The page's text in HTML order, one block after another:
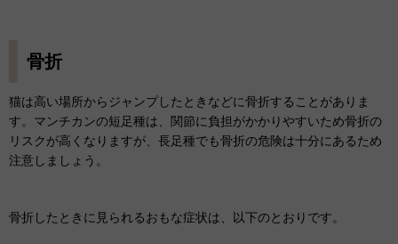
骨折
猫は高い場所からジャンプしたときなどに骨折することがありま
す。マンチカンの短足種は、関節に負担がかかりやすいため骨折の
リスクが高くなりますが、長足種でも骨折の危険は十分にあるため
注意しましょう。
骨折したときに見られるおもな症状は、以下のとおりです。